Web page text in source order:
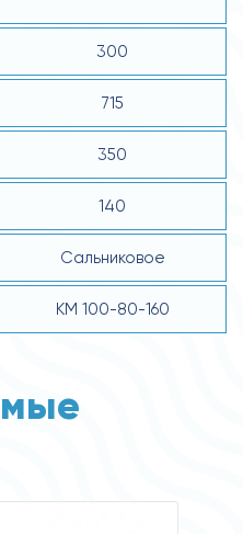
300
715
350
140
Сальниковое
КМ 100-80-160